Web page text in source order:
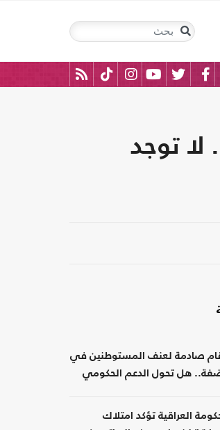
لا توجد
صادمة لعنف المستوطنين في
هل تحول الدعم الحكومي
العراقية تؤكد امتلاك